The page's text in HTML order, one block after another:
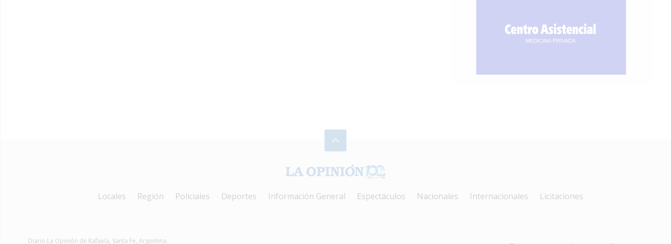
Locales Región Policiales Deportes Información General Espectáculos Nacionales Internacionales Licitaciones
Diario La Opinión de Rafaela, Santa Fe, Argentina.